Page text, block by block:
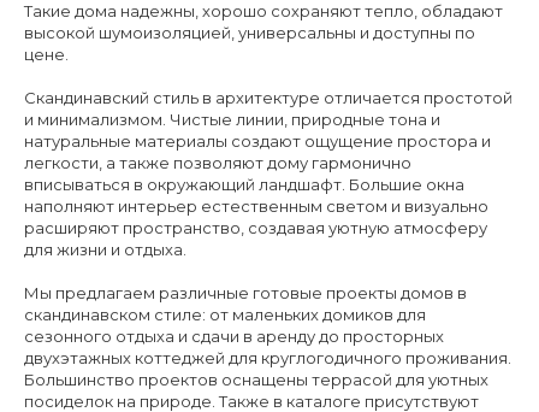
Такие дома надежны, хорошо сохраняют тепло, обладают
высокой шумоизоляцией, универсальны и доступны по
цене.
Скандинавский стиль в архитектуре отличается простотой
и минимализмом. Чистые линии, природные тона и
натуральные материалы создают ощущение простора и
легкости, а также позволяют дому гармонично
вписываться в окружающий ландшафт. Большие окна
наполняют интерьер естественным светом и визуально
расширяют пространство, создавая уютную атмосферу
для жизни и отдыха.
Мы предлагаем различные готовые проекты домов в
скандинавском стиле: от маленьких домиков для
сезонного отдыха и сдачи в аренду до просторных
двухэтажных коттеджей для круглогодичного проживания.
Большинство проектов оснащены террасой для уютных
посиделок на природе. Также в каталоге присутствуют